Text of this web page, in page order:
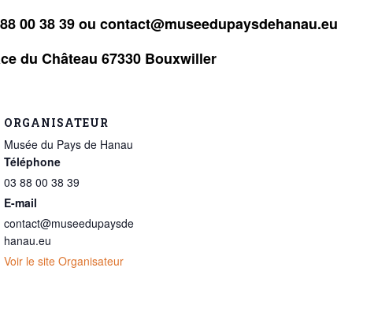
00 38 39 ou contact@museedupaysdehanau.eu
du Château 67330 Bouxwiller
ORGANISATEUR
Musée du Pays de Hanau
Téléphone
03 88 00 38 39
E-mail
contact@museedupaysde
hanau.eu
Voir le site Organisateur